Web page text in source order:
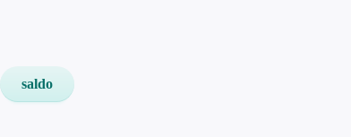
saldo